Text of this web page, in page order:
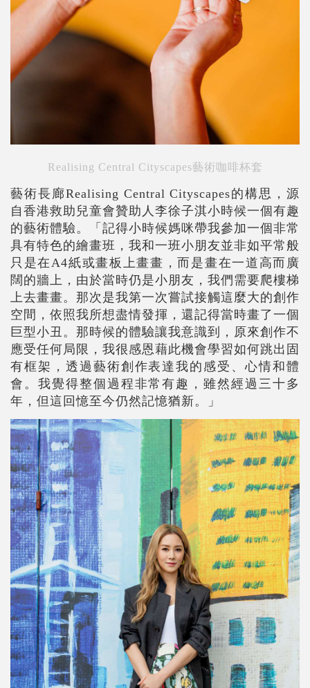
Realising Central Cityscapes藝術咖啡杯套
藝術長廊Realising Central Cityscapes的構思，源
自 香港救助兒童會贊助人 李徐子淇小時候一個有趣
的藝術體驗。「記得小時候媽咪帶我參加一個非常
具有特色的繪畫班，我和一班小朋友並非如平常般
只是在A4紙或畫板上畫畫，而是畫在一道高而廣
闊的牆上，由於當時仍是小朋友，我們需要爬樓梯
上去畫畫。那次是我第一次嘗試接觸這麼大的創作
空間，依照我所想盡情發揮，還記得當時畫了一個
巨型小丑。那時候的體驗讓我意識到，原來創作不
應受任何局限，我很感恩藉此機會學習如何跳出固
有框架，透過藝術創作表達我的感受、心情和體
會。我覺得整個過程非常有趣，雖然經過三十多
年，但這回憶至今仍然記憶猶新。」